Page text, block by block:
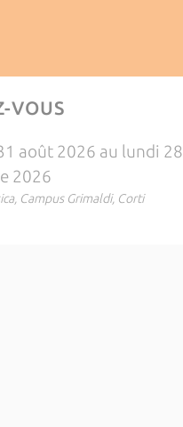
VOUS
août 2026 au lundi 28
2026
Campus Grimaldi, Corti